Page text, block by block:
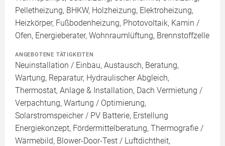
Pelletheizung, BHKW, Holzheizung, Elektroheizung,
Heizkörper, Fußbodenheizung, Photovoltaik, Kamin /
Ofen, Energieberater, Wohnraumlüftung, Brennstoffzelle
ANGEBOTENE TÄTIGKEITEN
Neuinstallation / Einbau, Austausch, Beratung,
Wartung, Reparatur, Hydraulischer Abgleich,
Thermostat, Anlage & Installation, Dach Vermietung /
Verpachtung, Wartung / Optimierung,
Solarstromspeicher / PV Batterie, Erstellung
Energiekonzept, Fördermittelberatung, Thermografie /
Wärmebild, Blower-Door-Test / Luftdichtheit,